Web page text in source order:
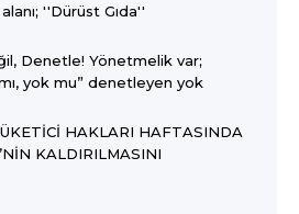
''Dürüst Gıda''
Denetle! Yönetmelik var;
yok mu” denetleyen yok
HAKLARI HAFTASINDA
KALDIRILMASINI